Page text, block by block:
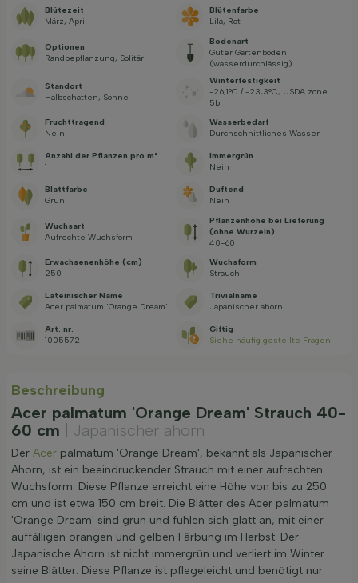
Blütezeit
März, April
Blütenfarbe
Lila, Rot
Optionen
Randbepflanzung, Solitär
Bodenart
Guter Gartenboden
(wasserdurchlässig)
Standort
Halbschatten, Sonne
Winterfestigkeit
-26,1°C / -23,3°C, USDA zone
5b
Fruchttragend
Nein
Wasserbedarf
Durchschnittliches Wasser
Anzahl der Pflanzen pro m²
1
Immergrün
Nein
Blattfarbe
Grün
Duftend
Nein
Wuchsart
Aufrechte Wuchsform
Pflanzenhöhe bei Lieferung
(ohne Wurzeln)
40-60
Erwachsenenhöhe (cm)
250
Wuchsform
Strauch
Lateinischer Name
Acer palmatum 'Orange Dream'
Trivialname
Japanischer ahorn
Art. nr.
1005572
Giftig
Siehe häufig gestellte Fragen
Beschreibung
Acer palmatum 'Orange Dream' Strauch 40-
60 cm
| Japanischer ahorn
Der Acer palmatum 'Orange Dream', bekannt als Japanischer
Ahorn, ist ein beeindruckender Strauch mit einer aufrechten
Wuchsform. Diese Pflanze erreicht eine Höhe von bis zu 250
cm und ist etwa 150 cm breit. Die Blätter des Acer palmatum
'Orange Dream' sind grün und fühlen sich glatt an, mit einer
auffälligen orangen und gelben Färbung im Herbst. Der
Japanische Ahorn ist nicht immergrün und verliert im Winter
seine Blätter. Diese Pflanze ist pflegeleicht und benötigt nur